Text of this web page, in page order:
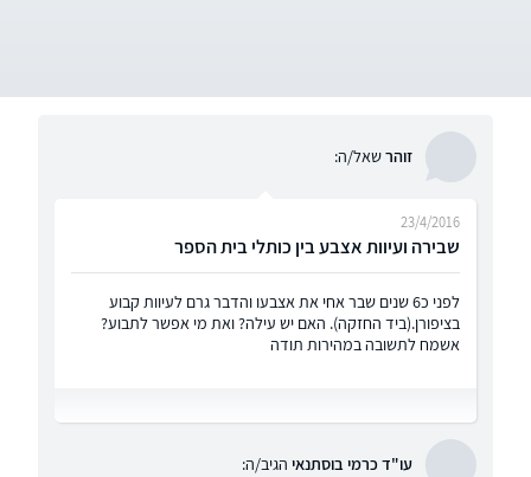
זוהרשאל/ה:
שבירה ועיוות אצבע בין כותלי בית הספר
23/4/2016
לפני כ6 שנים שבר אחי את אצבעו והדבר גרם לעיוות קבוע
בציפורן.(ביד החזקה). האם יש עילה? ואת מי אפשר לתבוע?
אשמח לתשובה במהירות תודה
עו"ד כרמי בוסתנאי הגיב/ה: